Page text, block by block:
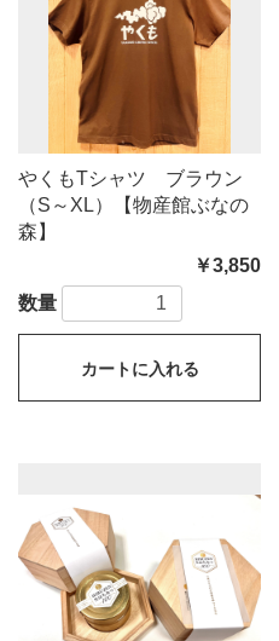
やくもTシャツ ブラウン
（S～XL）【物産館ぶなの
森】
￥3,850
数量
カートに入れる